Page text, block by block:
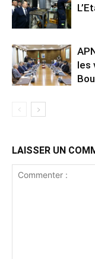
les
LAISSER UN